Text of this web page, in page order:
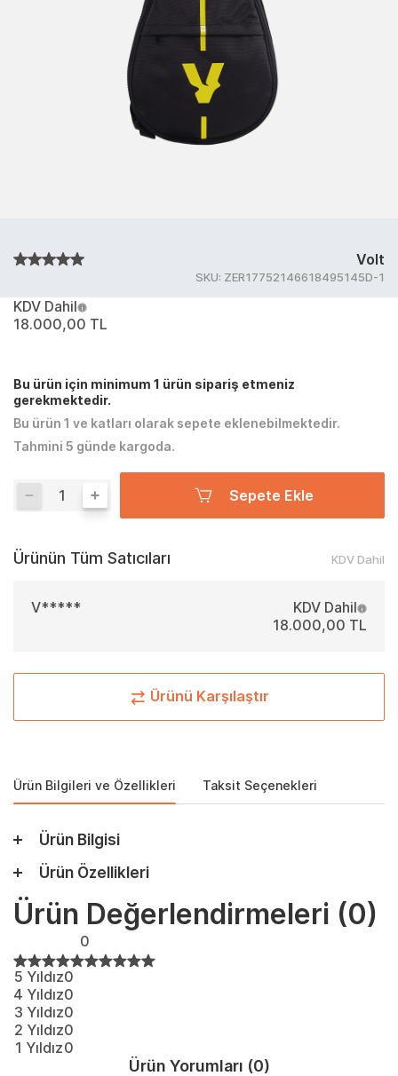
Volt
SKU: ZER17752146618495145D-1
KDV Dahil
18.000,00 TL
Bu ürün için minimum 1 ürün sipariş etmeniz
gerekmektedir.
Bu ürün 1 ve katları olarak sepete eklenebilmektedir.
Tahmini 5 günde kargoda.
Sepete Ekle
Ürünün Tüm Satıcıları KDV Dahil
V*****
KDV Dahil
18.000,00 TL
Ürünü Karşılaştır
Ürün Bilgileri ve Özellikleri Taksit Seçenekleri
Ürün Bilgisi
Ürün Özellikleri
Ürün Değerlendirmeleri (0)
0
5 Yıldız0
4 Yıldız0
3 Yıldız0
2 Yıldız0
1 Yıldız0
Ürün Yorumları (0)